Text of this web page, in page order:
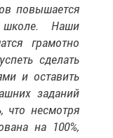
повышается
школе. Наши
грамотно
сделать
и оставить
заданий
что несмотря
на 100%,